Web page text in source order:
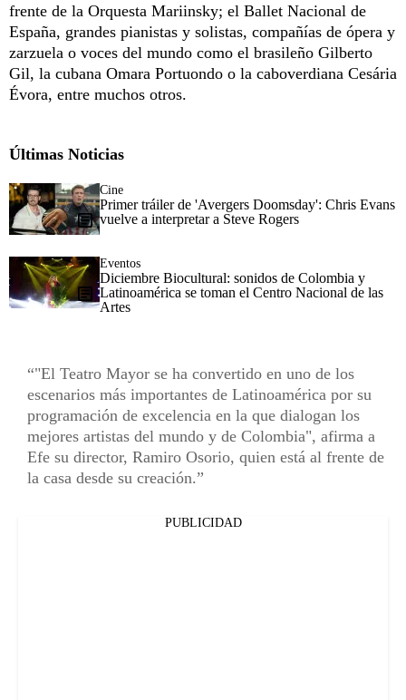
frente de la Orquesta Mariinsky; el Ballet Nacional de
España, grandes pianistas y solistas, compañías de ópera y
zarzuela o voces del mundo como el brasileño Gilberto
Gil, la cubana Omara Portuondo o la caboverdiana Cesária
Évora, entre muchos otros.
Últimas Noticias
Cine
Primer tráiler de 'Avergers Doomsday': Chris Evans
vuelve a interpretar a Steve Rogers
Eventos
Diciembre Biocultural: sonidos de Colombia y
Latinoamérica se toman el Centro Nacional de las
Artes
"El Teatro Mayor se ha convertido en uno de los
escenarios más importantes de Latinoamérica por su
programación de excelencia en la que dialogan los
mejores artistas del mundo y de Colombia", afirma a
Efe su director, Ramiro Osorio, quien está al frente de
la casa desde su creación.
PUBLICIDAD